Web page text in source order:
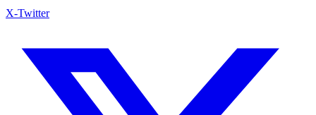
X-Twitter